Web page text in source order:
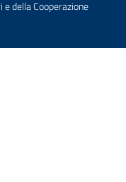
della Cooperazione